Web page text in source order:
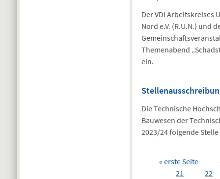
Der VDI Arbeitskreises
Nord e.V. (R.U.N.) und
Themenabend
ein.
Die Technische
Bauwesen der
2023/24 folgende
Seiten« erste Seite
21
22